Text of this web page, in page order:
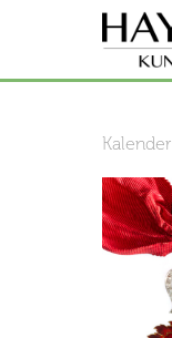
Kalender